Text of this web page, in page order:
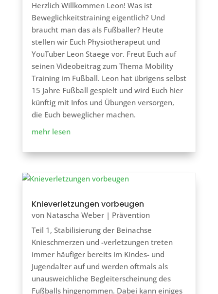
Herzlich Willkommen Leon! Was ist
Beweglichkeitstraining eigentlich? Und
braucht man das als Fußballer? Heute
stellen wir Euch Physiotherapeut und
YouTuber Leon Staege vor. Freut Euch auf
seinen Videobeitrag zum Thema Mobility
Training im Fußball. Leon hat übrigens selbst
15 Jahre Fußball gespielt und wird Euch hier
künftig mit Infos und Übungen versorgen,
die Euch beweglicher machen.
mehr lesen
Knieverletzungen vorbeugen
von Natascha Weber| Prävention
Teil 1, Stabilisierung der Beinachse
Knieschmerzen und -verletzungen treten
immer häufiger bereits im Kindes- und
Jugendalter auf und werden oftmals als
unausweichliche Begleiterscheinung des
Fußballs hingenommen. Dabei kann einiges